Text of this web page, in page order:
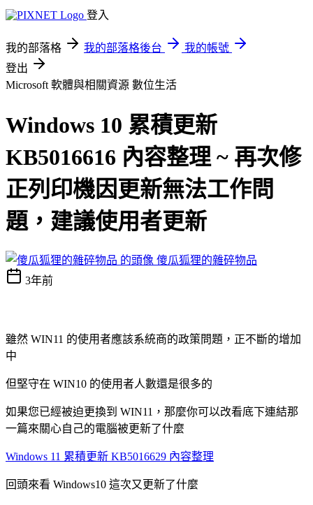
登入
我的部落格 我的部落格後台
我的帳號
登出
Microsoft 軟體與相關資源 數位生活
Windows 10 累積更新
KB5016616 內容整理 ~ 再次修
正列印機因更新無法工作問
題，建議使用者更新
傻瓜狐狸的雜碎物品
3年前
雖然 WIN11 的使用者應該系統商的政策問題，正不斷的增加
中
但堅守在 WIN10 的使用者人數還是很多的
如果您已經被迫更換到 WIN11，那麼你可以改看底下連結那
一篇來關心自己的電腦被更新了什麼
Windows 11 累積更新 KB5016629 內容整理
回頭來看 Windows10 這次又更新了什麼